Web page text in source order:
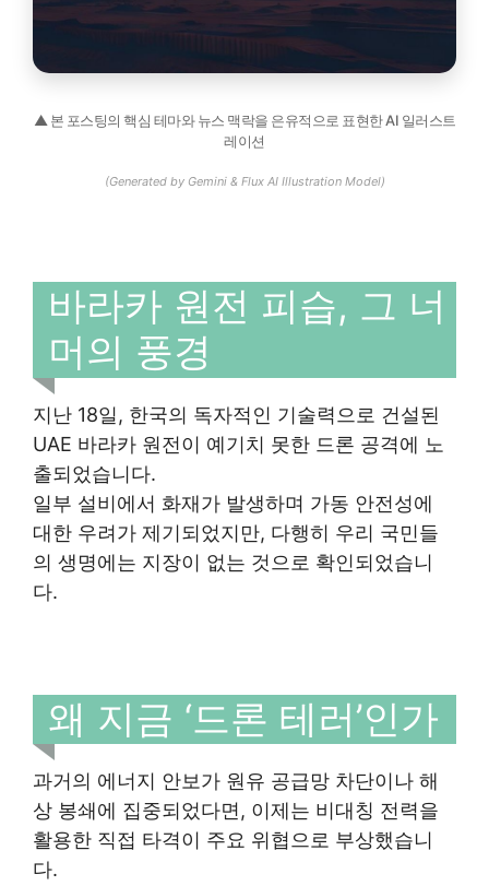
▲ 본 포스팅의 핵심 테마와 뉴스 맥락을 은유적으로 표현한 AI 일러스트
레이션
(Generated by Gemini & Flux AI Illustration Model)
바라카 원전 피습, 그 너
머의 풍경
지난 18일, 한국의 독자적인 기술력으로 건설된
UAE 바라카 원전이 예기치 못한 드론 공격에 노
출되었습니다.
일부 설비에서 화재가 발생하며 가동 안전성에
대한 우려가 제기되었지만, 다행히 우리 국민들
의 생명에는 지장이 없는 것으로 확인되었습니
다.
왜 지금 ‘드론 테러’인가
과거의 에너지 안보가 원유 공급망 차단이나 해
상 봉쇄에 집중되었다면, 이제는 비대칭 전력을
활용한 직접 타격이 주요 위협으로 부상했습니
다.